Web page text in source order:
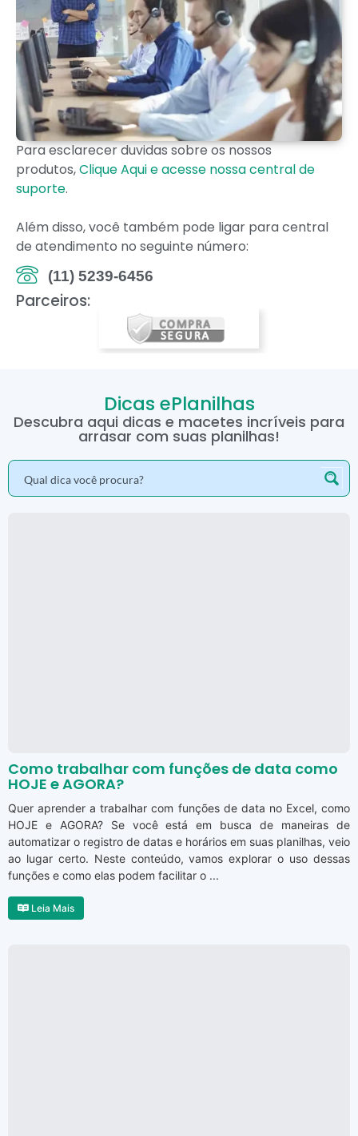
Para esclarecer duvidas sobre os nossos
produtos,Clique Aqui e acesse nossa central de
suporte.
Além disso, você também pode ligar para central
de atendimento no seguinte número:
(11) 5239-6456
Parceiros:
Dicas ePlanilhas
Descubra aqui dicas e macetes incríveis para
arrasar com suas planilhas!
Como trabalhar com funções de data como
HOJE e AGORA?
Quer aprender a trabalhar com funções de data no Excel, como
HOJE e AGORA? Se você está em busca de maneiras de
automatizar o registro de datas e horários em suas planilhas, veio
ao lugar certo. Neste conteúdo, vamos explorar o uso dessas
funções e como elas podem facilitar o ...
Leia Mais